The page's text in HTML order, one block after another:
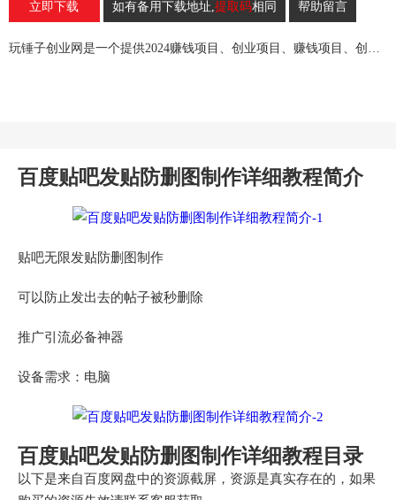
立即下载 如有备用下载地址,提取码相同 帮助留言
玩锤子创业网是一个提供2024赚钱项目、创业项目、赚钱项目、创业赚钱教程、引流教程的创业网,欢迎来玩锤子创业网！
百度贴吧发贴防删图制作详细教程简介
贴吧无限发贴防删图制作
可以防止发出去的帖子被秒删除
推广引流必备神器
设备需求：电脑
百度贴吧发贴防删图制作详细教程目录
以下是来自百度网盘中的资源截屏，资源是真实存在的，如果